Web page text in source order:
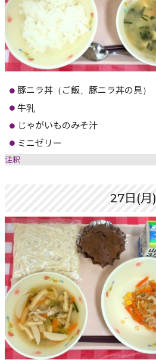
豚ニラ丼（ご飯、豚ニラ丼の具）
牛乳
じゃがいものみそ汁
ミニゼリー
注釈
27日(月)